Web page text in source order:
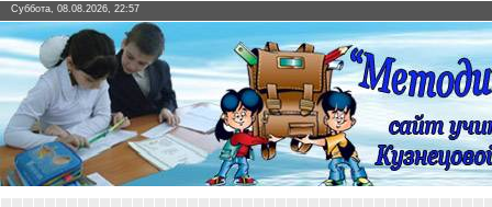
Суббота, 08.08.2026, 22:57